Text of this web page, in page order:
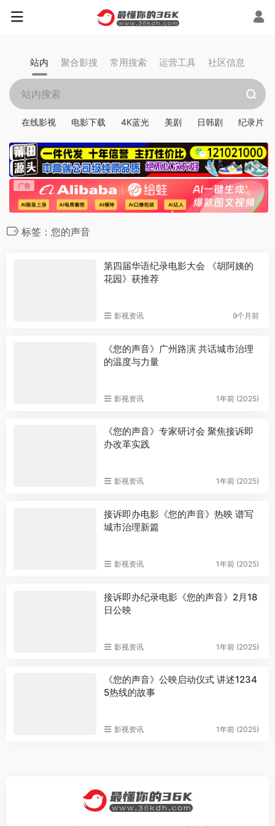
站内 聚合影搜 常用搜索 运营工具 社区信息
在线影视 电影下载 4K蓝光 美剧 日韩剧 纪录片
标签：您的声音
第四届华语纪录电影大会 《胡阿姨的
花园》获推荐
影视资讯 9个月前
《您的声音》广州路演 共话城市治理
的温度与力量
影视资讯 1年前 (2025)
《您的声音》专家研讨会 聚焦接诉即
办改革实践
影视资讯 1年前 (2025)
接诉即办电影《您的声音》热映 谱写
城市治理新篇
影视资讯 1年前 (2025)
接诉即办纪录电影《您的声音》2月18
日公映
影视资讯 1年前 (2025)
《您的声音》公映启动仪式 讲述1234
5热线的故事
影视资讯 1年前 (2025)